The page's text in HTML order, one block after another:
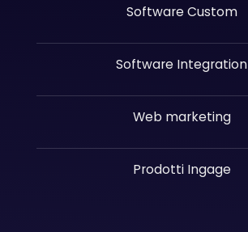
Software Custom
Software Integration
Web marketing
Prodotti Ingage